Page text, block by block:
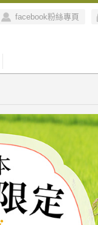
facebook粉絲專頁